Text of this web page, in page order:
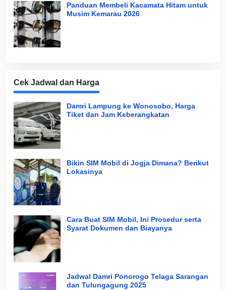
Panduan Membeli Kacamata Hitam untuk
Musim Kemarau 2026
Cek Jadwal dan Harga
Damri Lampung ke Wonosobo, Harga
Tiket dan Jam Keberangkatan
Bikin SIM Mobil di Jogja Dimana? Berikut
Lokasinya
Cara Buat SIM Mobil, Ini Prosedur serta
Syarat Dokumen dan Biayanya
Jadwal Damri Ponorogo Telaga Sarangan
dan Tulungagung 2025